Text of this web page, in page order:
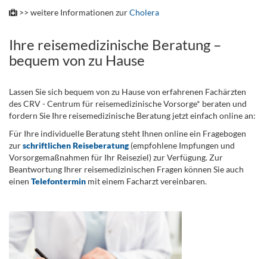
>> weitere Informationen zurCholera
Ihre reisemedizinische Beratung –
bequem von zu Hause
Lassen Sie sich bequem von zu Hause von erfahrenen Fachärzten
des CRV - Centrum für reisemedizinische Vorsorge* beraten und
fordern Sie Ihre reisemedizinische Beratung jetzt einfach online an:
Für Ihre individuelle Beratung steht Ihnen online ein Fragebogen
zurschriftlichen Reiseberatung(empfohlene Impfungen und
Vorsorgemaßnahmen für Ihr Reiseziel) zur Verfügung. Zur
Beantwortung Ihrer reisemedizinischen Fragen können Sie auch
einen Telefontermin mit einem Facharzt vereinbaren.